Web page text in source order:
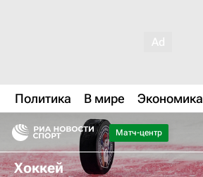
Политика В мире Экономика
Матч-центр
Хоккей